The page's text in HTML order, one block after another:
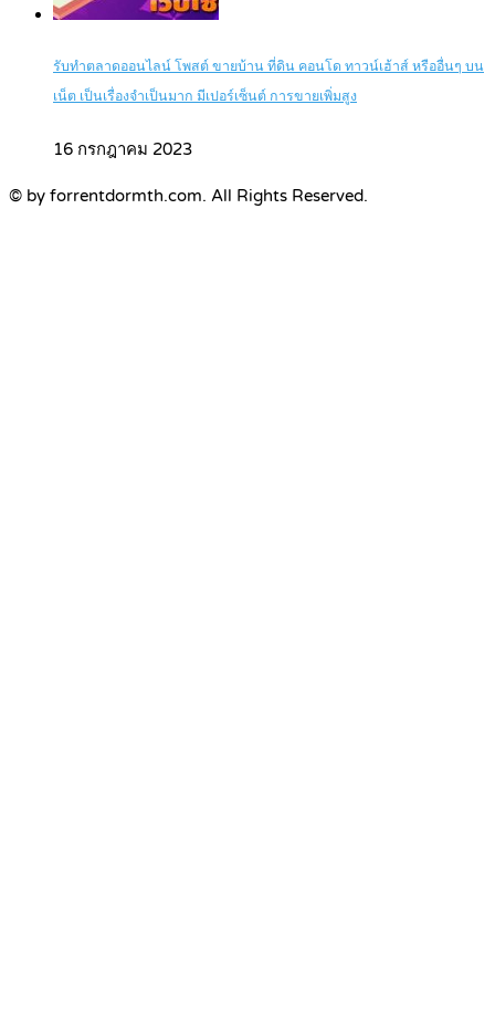
รับทำตลาดออนไลน์ โพสต์ ขายบ้าน ที่ดิน คอนโด ทาวน์เฮ้าส์ หรืออื่นๆ บน
เน็ต เป็นเรื่องจำเป็นมาก มีเปอร์เซ็นต์ การขายเพิ่มสูง
16 กรกฎาคม 2023
© by forrentdormth.com. All Rights Reserved.